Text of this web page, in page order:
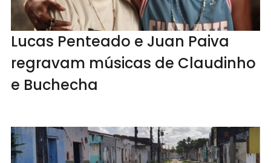
Lucas Penteado e Juan Paiva
regravam músicas de Claudinho
e Buchecha